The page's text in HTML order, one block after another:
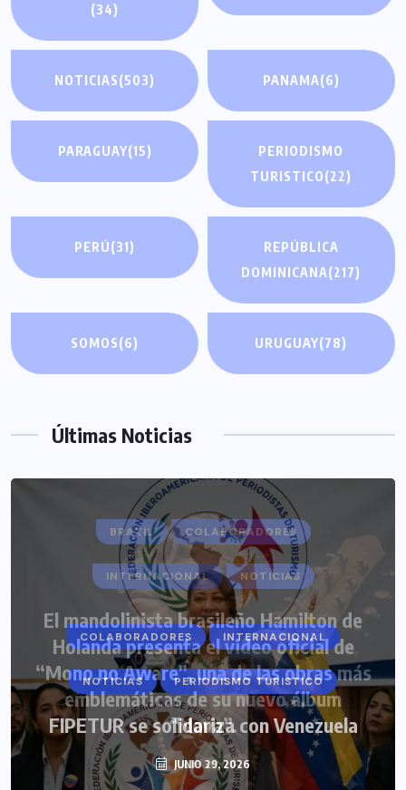
(34)
NOTICIAS(503) PANAMA(6)
PARAGUAY(15)
PERIODISMO
TURISTICO(22)
PERÚ(31)
REPÚBLICA
DOMINICANA(217)
SOMOS(6) URUGUAY(78)
Últimas Noticias
COLABORADORES INTERNACIONAL
NOTICIAS PERIODISMO TURISTICO
FIPETUR se solidariza con Venezuela
JUNIO 29, 2026